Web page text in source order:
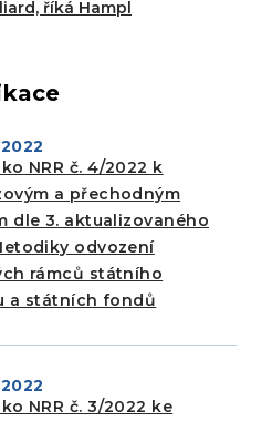
říká Hampl
NRR č. 4/2022 k
a přechodným
dle 3. aktualizovaného
odvození
rámců státního
a státních fondů
NRR č. 3/2022 ke